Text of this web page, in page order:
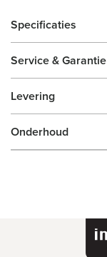
Specificaties
Service & Garantie
Levering
Onderhoud